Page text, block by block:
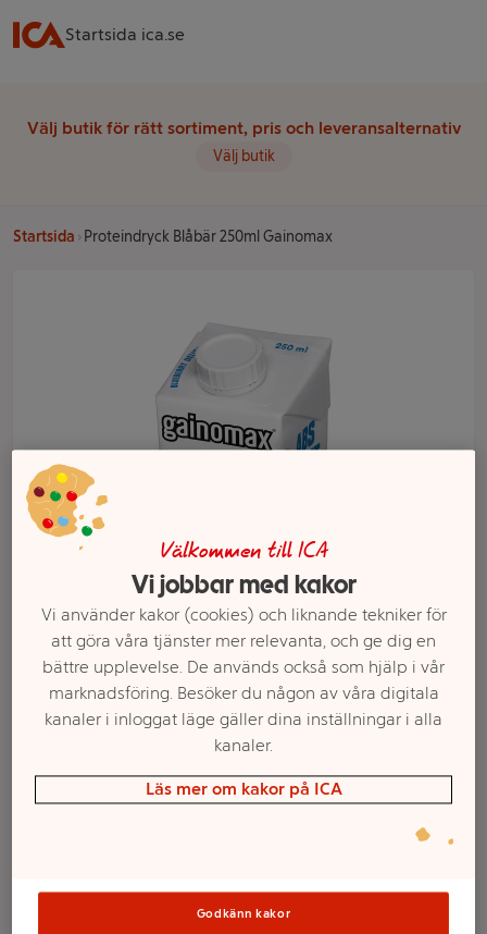
Startsida ica.se
Välj butik för rätt sortiment, pris och leveransalternativ
Välj butik
Startsida Proteindryck Blåbär 250ml Gainomax
Proteindryck
Välj butik och handla
Sortimentet kan variera mellan butikerna
Välkommen till ICA
Vi jobbar med kakor
Vi använder kakor (cookies) och liknande tekniker för
att göra våra tjänster mer relevanta, och ge dig en
bättre upplevelse. De används också som hjälp i vår
marknadsföring. Besöker du någon av våra digitala
kanaler i inloggat läge gäller dina inställningar i alla
kanaler.
Läs mer om kakor på ICA
Godkänn kakor